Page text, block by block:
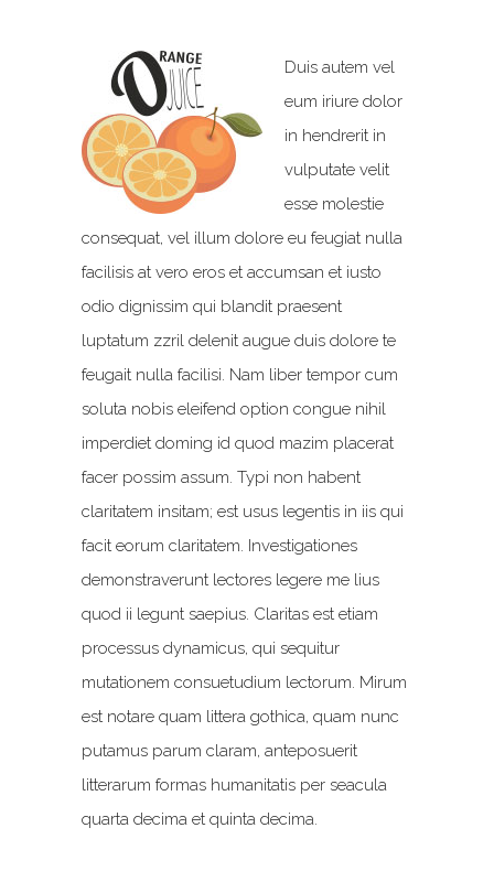
Duis autem vel
eum iriure dolor
in hendrerit in
vulputate velit
esse molestie
consequat, vel illum dolore eu feugiat nulla
facilisis at vero eros et accumsan et iusto
odio dignissim qui blandit praesent
luptatum zzril delenit augue duis dolore te
feugait nulla facilisi. Nam liber tempor cum
soluta nobis eleifend option congue nihil
imperdiet doming id quod mazim placerat
facer possim assum. Typi non habent
claritatem insitam; est usus legentis in iis qui
facit eorum claritatem. Investigationes
demonstraverunt lectores legere me lius
quod ii legunt saepius. Claritas est etiam
processus dynamicus, qui sequitur
mutationem consuetudium lectorum. Mirum
est notare quam littera gothica, quam nunc
putamus parum claram, anteposuerit
litterarum formas humanitatis per seacula
quarta decima et quinta decima.